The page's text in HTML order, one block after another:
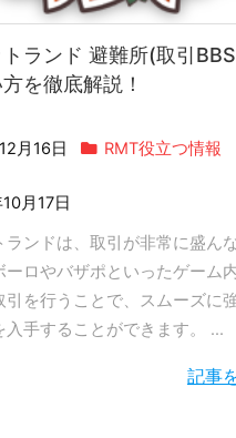
ランド 避難所(取引
を徹底解説！
月16日 RMT役立つ情報
月17日
ランドは、取引が非常に盛ん
ーロやバザポといったゲーム
引を行うことで、スムーズに
入手することができます。 ...
記事